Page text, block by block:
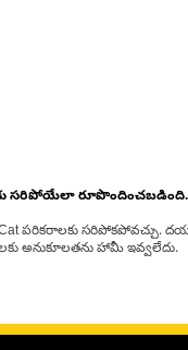
సరిపోయేలా రూపొందించబడింది.
సరిపోకపోవచ్చు.
అనుకూలతను హామీ ఇవ్వలేదు.